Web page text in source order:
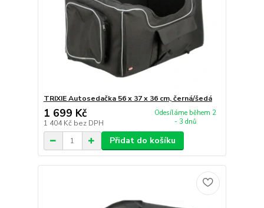
TRIXIE Autosedačka 56 x 37 x 36 cm, černá/šedá
1 699 Kč
1 404 Kč bez DPH
Odesíláme během 2
- 3 dnů
Přidat do košíku